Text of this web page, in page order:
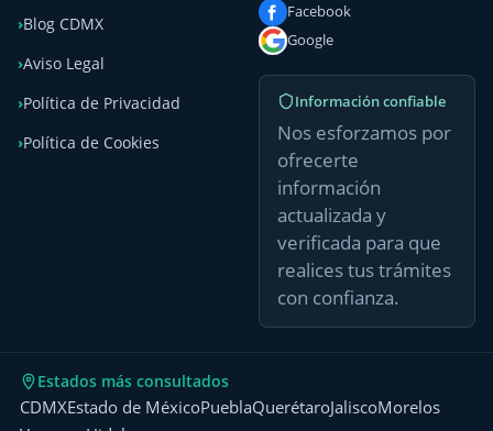
Blog CDMX
Aviso Legal
Política de Privacidad
Política de Cookies
Facebook
Google
Información confiable
Nos esforzamos por
ofrecerte
información
actualizada y
verificada para que
realices tus trámites
con confianza.
Estados más consultados
CDMXEstado de MéxicoPueblaQuerétaroJaliscoMorelos